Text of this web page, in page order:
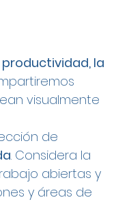
la
visualmente
de
. Considera la
abiertas y
y áreas de